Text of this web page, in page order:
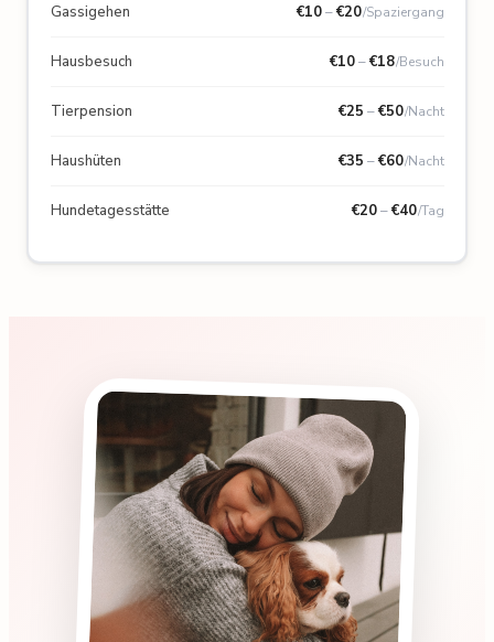
Gassigehen €10–€20/Spaziergang
Hausbesuch €10–€18/Besuch
Tierpension €25 –€50/Nacht
Haushüten €35 –€60/Nacht
Hundetagesstätte €20–€40/Tag